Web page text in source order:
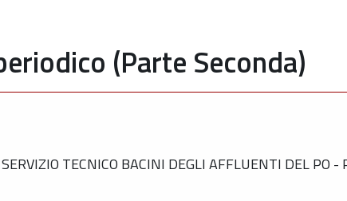
(Parte Seconda)
TECNICO BACINI DEGLI AFFLUENTI DEL PO -